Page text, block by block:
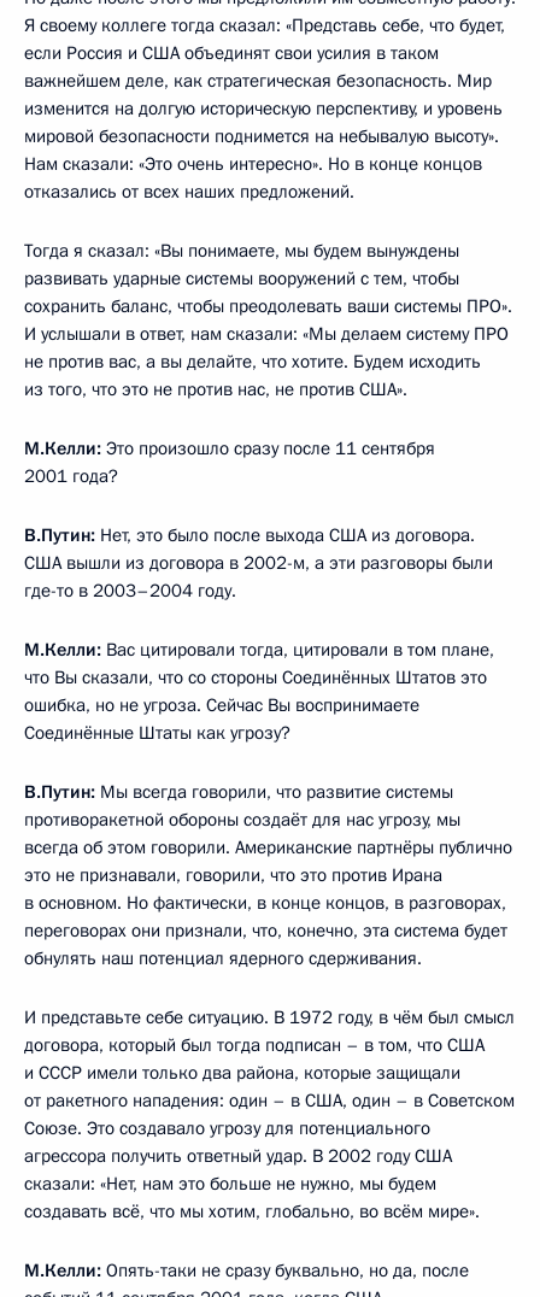
М.Келли: Та система, про которую Вы сегодня говорили,
МБР, Вы испытывали её, и она действительно работает? Я
задаю этот вопрос, потому что некоторые аналитики уже
успели заявить, что на самом деле испытания прошли
неудачно и была показана мультипликация вместо
реальных кадров.
какую имеете в виду – Вы имеете в виду именно
межконтинентальную баллистическую тяжёлую ракету?
М.Келли:Да. Я спрашиваю о той ракете, которая, как Вы
сказали, делает защиту от неё невозможной, бесполезной.
легко преодолевает систему противоракетной обороны –
каждая. В этом и смысл всех этих разработок.
М.Келли: Испытания были?
В.Путин:Да, конечно.
М.Келли: И испытания прошли успешно? Оно сработало?
В.Путин: Очень хорошо.
дополнительную работу нужно провести по некоторым
системам. Некоторые уже стоят на вооружении.
В отношении некоторых началось уже промышленное
производство. Они уже пошли в серию.
Если вернуться к началу нашего разговора, вот смотрите,
на Аляске развёрнута такая система. Нас разделяет между
километров.
Два района разворачиваются в Восточной Европе. Один
уже создан в Румынии, заканчивается строительство
второго в Польше. Плюс военно-морская составляющая.
Корабли стоят в непосредственной близости от российских
берегов и на юге, и на севере.
системы вдоль американо-мексиканской или вдоль